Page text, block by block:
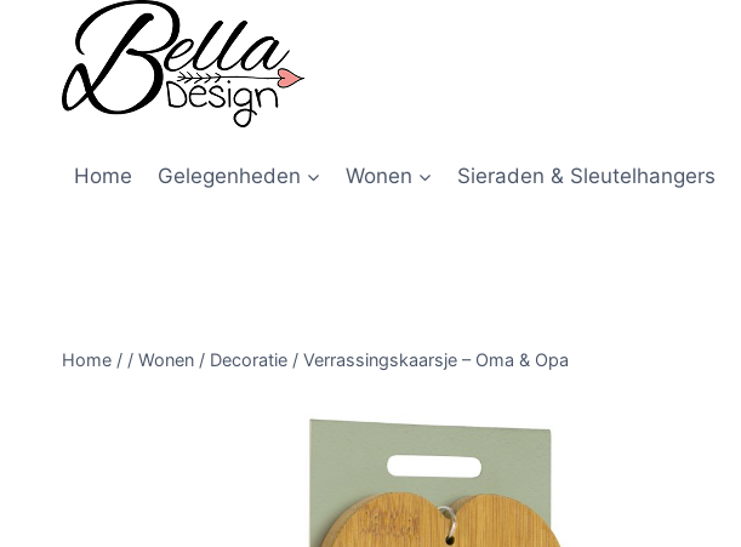
Home Gelegenheden Wonen Sieraden & Sleutelhangers
Home / / Wonen / Decoratie / Verrassingskaarsje – Oma & Opa